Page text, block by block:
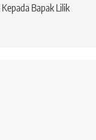
Bapak Lilik